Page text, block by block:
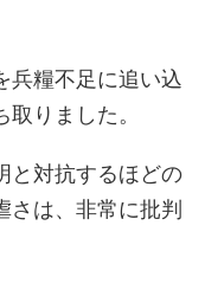
兵糧不足に追い込
りました。
と対抗するほどの
さは、非常に批判